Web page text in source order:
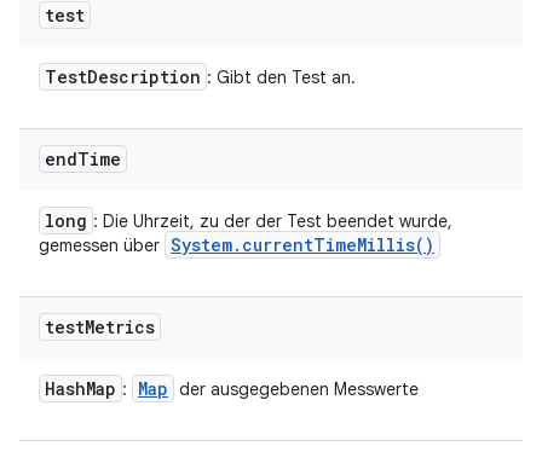
test
TestDescription : Gibt den Test an.
endTime
long : Die Uhrzeit, zu der der Test beendet wurde,
gemessen über System. currentTimeMillis( )
testMetrics
HashMap : Map der ausgegebenen Messwerte